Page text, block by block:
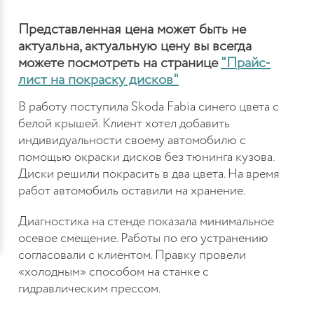
Представленная цена может быть не
актуальна, актуальную цену вы всегда
можете посмотреть на странице "Прайс-
лист на покраску дисков"
В работу поступила Skoda Fabia синего цвета с
белой крышей. Клиент хотел добавить
индивидуальности своему автомобилю с
помощью окраски дисков без тюнинга кузова.
Диски решили покрасить в два цвета. На время
работ автомобиль оставили на хранение.
Диагностика на стенде показала минимальное
осевое смещение. Работы по его устранению
согласовали с клиентом. Правку провели
«холодным» способом на станке с
гидравлическим прессом.